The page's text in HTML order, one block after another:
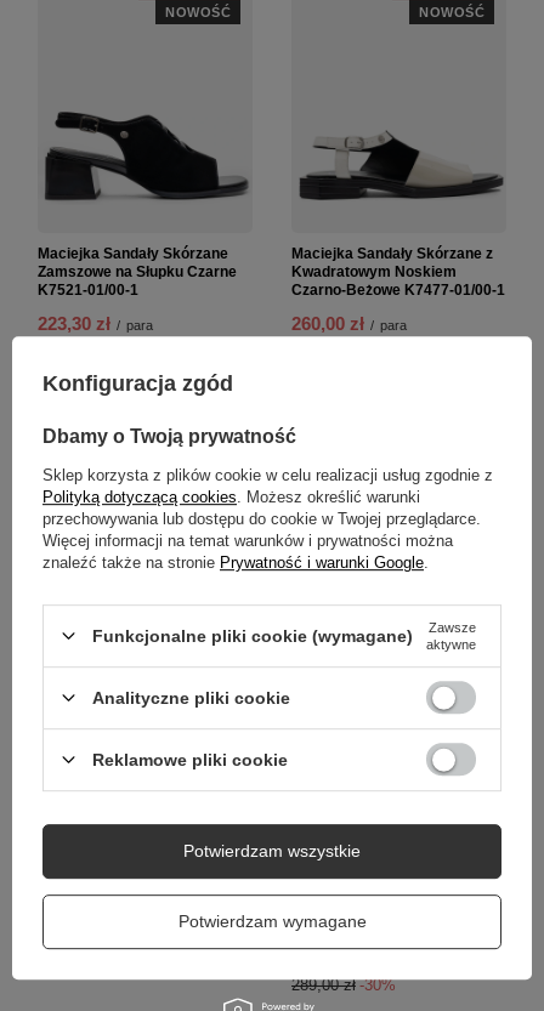
NOWOŚĆ
Maciejka Sandały Skórzane
Zamszowe na Słupku Czarne
K7521-01/00-1
223,30 zł / para
okresie 30 dni przed
wprowadzeniem obniżki:
Cena regularna:
NOWOŚĆ
Maciejka Sandały Skórzane z
Kwadratowym Noskiem
Czarno-Beżowe K7477-01/00-1
260,00 zł / para
PROMOCJA
NOWOŚĆ
Koturnie Czarny K7471-01/00-
okresie 30 dni przed
wprowadzeniem obniżki:
299,00 zł -10%
PROMOCJA
NOWOŚĆ
Maciejka Sandały Lakierowane
Niski Obcas Czarne K7455-
202,30 zł
wprowadzeniem obniżki:
260,10 zł -22%
289,00 zł -30%
Konfiguracja zgód
Dbamy o Twoją prywatność
Sklep korzysta z plików cookie w celu realizacji usług zgodnie z
Polityką dotyczącą cookies . Możesz określić warunki
przechowywania lub dostępu do cookie w Twojej przeglądarce.
Więcej informacji na temat warunków i prywatności można
znaleźć także na stronie Prywatność i warunki Google
Funkcjonalne pliki cookie (wymagane)
Zawsze
aktywne
Analityczne pliki cookie
Reklamowe pliki cookie
Potwierdzam wymagane
Potwierdzam wszystkie